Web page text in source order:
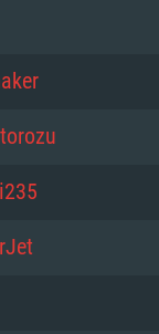
10
GHz 듀얼
OS Big
소 2.2
Linux 중
GHz 듀얼